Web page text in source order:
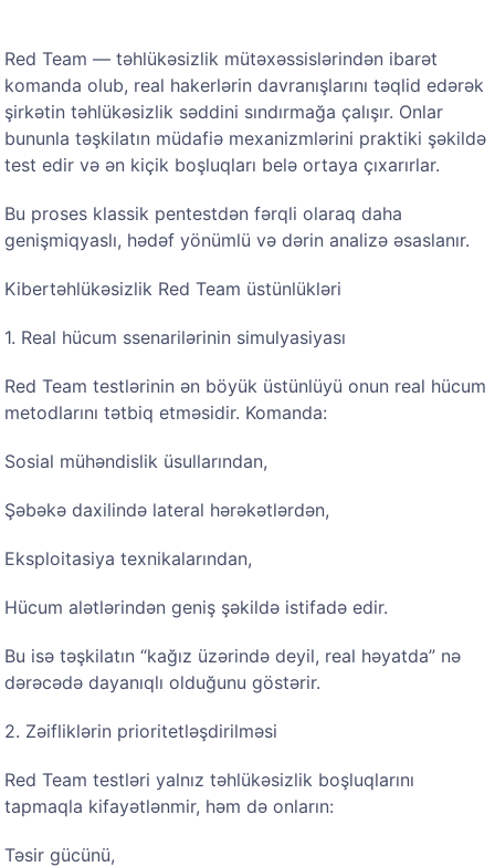
Red Team — təhlükəsizlik mütəxəssislərindən ibarət
komanda olub, real hakerlərin davranışlarını təqlid edərək
şirkətin təhlükəsizlik səddini sındırmağa çalışır. Onlar
bununla təşkilatın müdafiə mexanizmlərini praktiki şəkildə
test edir və ən kiçik boşluqları belə ortaya çıxarırlar.
Bu proses klassik pentestdən fərqli olaraq daha
genişmiqyaslı, hədəf yönümlü və dərin analizə əsaslanır.
Kibertəhlükəsizlik Red Team üstünlükləri
1. Real hücum ssenarilərinin simulyasiyası
Red Team testlərinin ən böyük üstünlüyü onun real hücum
metodlarını tətbiq etməsidir. Komanda:
Sosial mühəndislik üsullarından,
Şəbəkə daxilində lateral hərəkətlərdən,
Eksploitasiya texnikalarından,
Hücum alətlərindən geniş şəkildə istifadə edir.
Bu isə təşkilatın “kağız üzərində deyil, real həyatda” nə
dərəcədə dayanıqlı olduğunu göstərir.
2. Zəifliklərin prioritetləşdirilməsi
Red Team testləri yalnız təhlükəsizlik boşluqlarını
tapmaqla kifayətlənmir, həm də onların:
Təsir gücünü,